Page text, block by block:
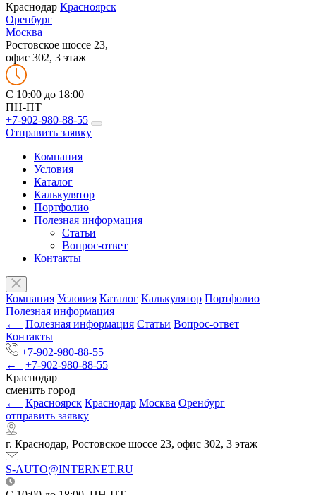
Краснодар Красноярск
Оренбург
Москва
Ростовское шоссе 23,
офис 302, 3 этаж
C 10:00 до 18:00
ПН-ПТ
+7-902-980-88-55
Отправить заявку
Компания
Условия
Каталог
Калькулятор
Портфолио
Полезная информация
Статьи
Вопрос-ответ
Контакты
Компания Условия Каталог Калькулятор Портфолио
Полезная информация
←
Полезная информация Статьи Вопрос-ответ
Контакты
+7-902-980-88-55
←
+7-902-980-88-55
Краснодар
сменить город
←
Красноярск Краснодар Москва Оренбург
отправить заявку
г. Краснодар, Ростовское шоссе 23, офис 302, 3 этаж
S-AUTO@INTERNET.RU